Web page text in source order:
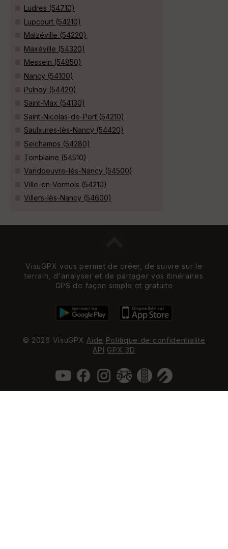
Ludres (54710)
Lupcourt (54210)
Malzéville (54220)
Maxéville (54320)
Messein (54850)
Nancy (54100)
Pulnoy (54420)
Saint-Max (54130)
Saint-Nicolas-de-Port (54210)
Saulxures-lès-Nancy (54420)
Seichamps (54280)
Tomblaine (54510)
Vandoeuvre-lès-Nancy (54500)
Ville-en-Vermois (54210)
Villers-lès-Nancy (54600)
VisuGPX vous permet de créer, de suivre sur le
terrain, d'analyser et de partager vos itinéraires
GPS de façon simple et gratuite
© 2026 VisuGPX Aide Politique de confidentialité
API GPX 3D